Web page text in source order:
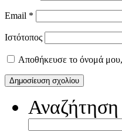
Email *
Ιστότοπος
Αποθήκευσε το όνομά
Αναζήτηση